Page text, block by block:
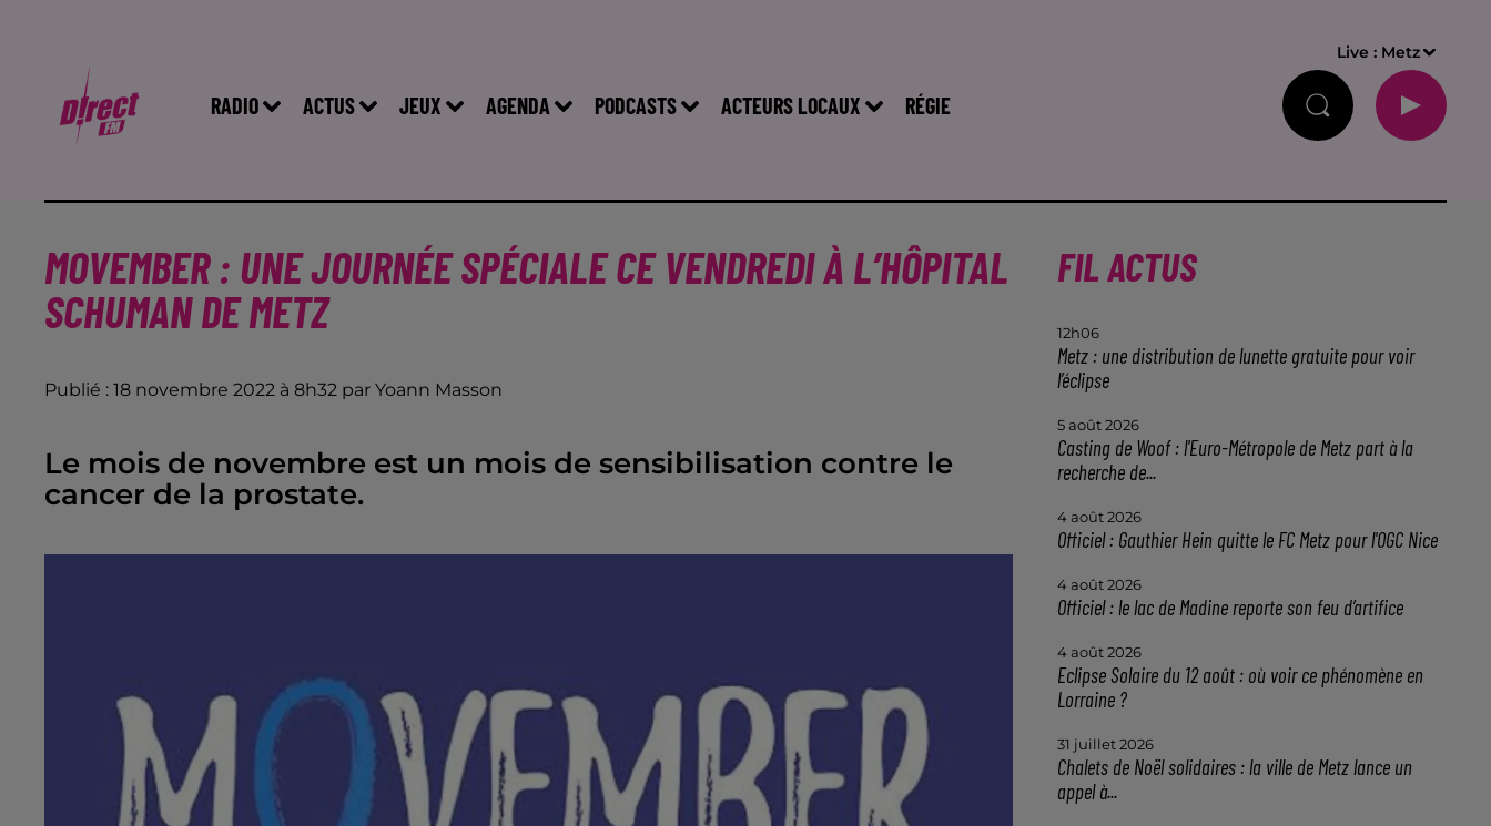
RADIO ACTUS JEUX AGENDA PODCASTS ACTEURS LOCAUX RÉGIE
Live : Metz
MOVEMBER : UNE JOURNÉE SPÉCIALE CE VENDREDI À L’HÔPITAL
SCHUMAN DE METZ
Publié : 18 novembre 2022 à 8h32 par Yoann Masson
Le mois de novembre est un mois de sensibilisation contre le
cancer de la prostate.
FIL ACTUS
12h06
Metz : une distribution de lunette gratuite pour voir
l’éclipse
5 août 2026
Casting de Woof : l'Euro-Métropole de Metz part à la
recherche de...
4 août 2026
Officiel : Gauthier Hein quitte le FC Metz pour l'OGC Nice
4 août 2026
Officiel : le lac de Madine reporte son feu d’artifice
4 août 2026
Eclipse Solaire du 12 août : où voir ce phénomène en
Lorraine ?
31 juillet 2026
Chalets de Noël solidaires : la ville de Metz lance un
appel à...